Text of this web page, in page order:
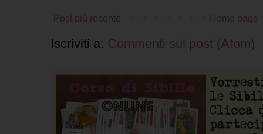
Post più recente Home page
Iscriviti a: Commenti sul post (Atom)